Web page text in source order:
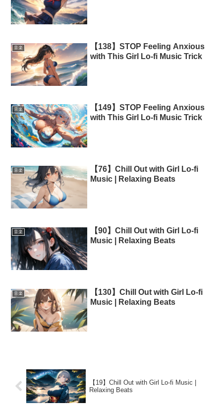
音楽
【138】STOP Feeling Anxious
with This Girl Lo-fi Music Trick
音楽
【149】STOP Feeling Anxious
with This Girl Lo-fi Music Trick
音楽
【76】Chill Out with Girl Lo-fi
Music | Relaxing Beats
音楽
【90】Chill Out with Girl Lo-fi
Music | Relaxing Beats
音楽
【130】Chill Out with Girl Lo-fi
Music | Relaxing Beats
【19】Chill Out with Girl Lo-fi Music |
Relaxing Beats